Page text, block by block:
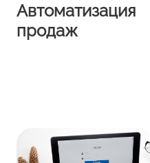
Автоматизация
продаж